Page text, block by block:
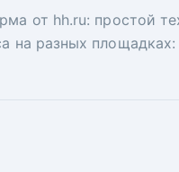
от hh.ru: простой
на разных
вакансий на
ключ. Решите,
рекрутеры и